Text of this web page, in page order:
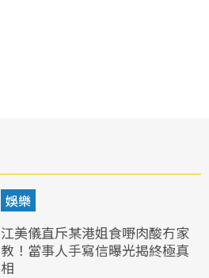
娛樂
江美儀直斥某港姐食嘢肉酸冇家
教！當事人手寫信曝光揭終極真
相